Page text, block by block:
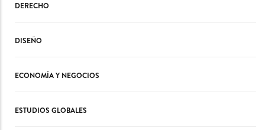
DERECHO
DISEÑO
ECONOMÍA Y NEGOCIOS
ESTUDIOS GLOBALES